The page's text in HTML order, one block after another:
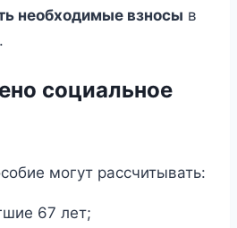
необходимые взносы в
социальное
могут рассчитывать:
67 лет;